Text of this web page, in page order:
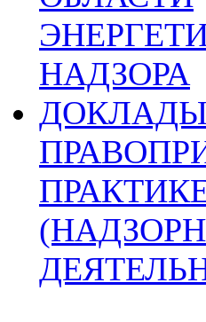
НАДЗОРА